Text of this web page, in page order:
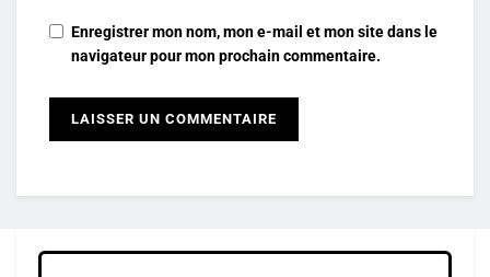
Enregistrer mon nom, mon e-mail et mon site dans le
navigateur pour mon prochain commentaire.